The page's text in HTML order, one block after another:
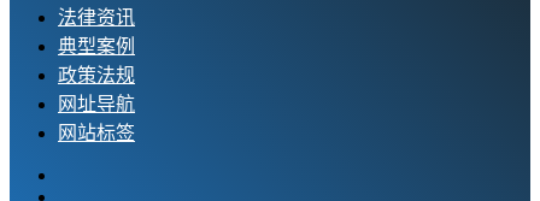
法律资讯
典型案例
政策法规
网址导航
网站标签